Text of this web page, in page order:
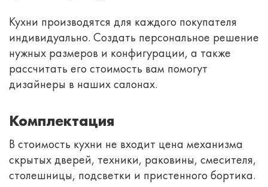
Кухни производятся для каждого покупателя
индивидуально. Создать персональное решение
нужных размеров и конфигурации, а также
рассчитать его стоимость вам помогут
дизайнеры в наших салонах.
Комплектация
В стоимость кухни не входит цена механизма
скрытых дверей, техники, раковины, смесителя,
столешницы, подсветки и пристенного бортика.